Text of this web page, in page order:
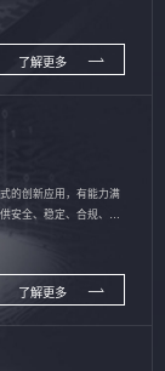
了解更多
的创新应用，有能力满
安全、稳定、合规、持
了解更多